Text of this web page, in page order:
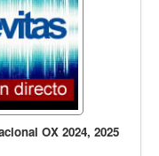
OX 2024, 2025